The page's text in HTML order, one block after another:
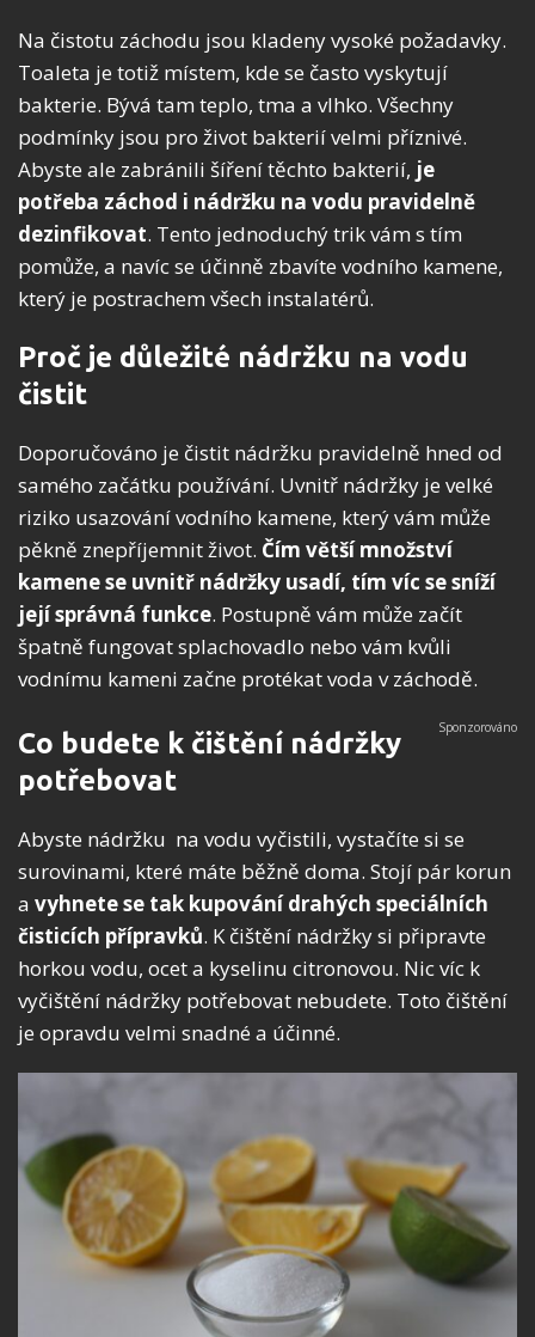
Na čistotu záchodu jsou kladeny vysoké požadavky.
Toaleta je totiž místem, kde se často vyskytují
bakterie. Bývá tam teplo, tma a vlhko. Všechny
podmínky jsou pro život bakterií velmi příznivé.
Abyste ale zabránili šíření těchto bakterií, je
potřeba záchod i nádržku na vodu pravidelně
dezinfikovat. Tento jednoduchý trik vám s tím
pomůže, a navíc se účinně zbavíte vodního kamene,
který je postrachem všech instalatérů.
Proč je důležité nádržku na vodu
čistit
Doporučováno je čistit nádržku pravidelně hned od
samého začátku používání. Uvnitř nádržky je velké
riziko usazování vodního kamene, který vám může
pěkně znepříjemnit život. Čím větší množství
kamene se uvnitř nádržky usadí, tím víc se sníží
její správná funkce. Postupně vám může začít
špatně fungovat splachovadlo nebo vám kvůli
vodnímu kameni začne protékat voda v záchodě.
Co budete k čištění nádržky
potřebovat
Abyste nádržku na vodu vyčistili, vystačíte si se
surovinami, které máte běžně doma. Stojí pár korun
a vyhnete se tak kupování drahých speciálních
čisticích přípravků. K čištění nádržky si připravte
horkou vodu, ocet a kyselinu citronovou. Nic víc k
vyčištění nádržky potřebovat nebudete. Toto čištění
je opravdu velmi snadné a účinné.